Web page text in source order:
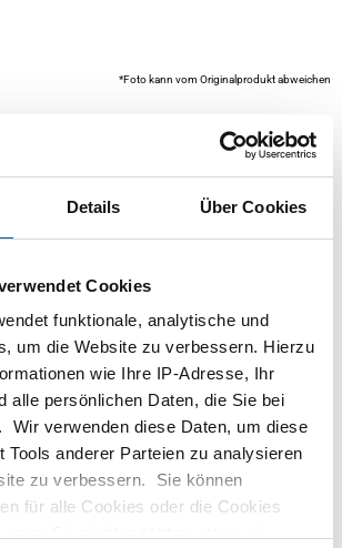
Details Über Cookies
Cookies
funktionale, analytische und
um die Website zu verbessern. Hierzu
wie Ihre IP-Adresse, Ihr
alle persönlichen Daten, die Sie bei
Wir verwenden diese Daten, um diese
Tools anderer Parteien zu analysieren
zu verbessern. Sie können
für alle Cookies oder die Cookies
*Foto kann vom Originalprodukt abweichen
ist derzeit nicht online verfügbar.
sich an unsere Verkaufsabteilung.
Ihren eigenen Artikelnummern
aktuellen MCB-Preisen
Ihre Bestellung über Track&Trace